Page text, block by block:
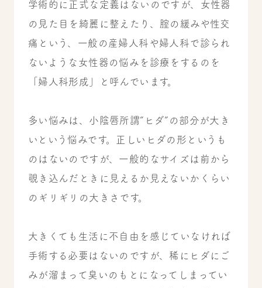
学術的に正式な定義はないのですが、女性器
の見た目を綺麗に整えたり、腟の緩みや性交
痛という、一般の 産婦人科や婦人科で診られ
ないような女性器の悩みを診療をするのを
「婦人科形成」と呼んでいます。
多い悩みは、小陰唇所謂”ヒダ”の部分が大き
いという悩みです。 正しいヒダの形というも
のはないのですが、一般的なサイズは前から
覗き込んだときに見えるか見えないかくらい
のギリギリの大きさです。
大きくても生活に不自由を感じていなければ
手術する必要はないのですが、稀にヒダにご
みが溜まって臭いのもとになってしまってい